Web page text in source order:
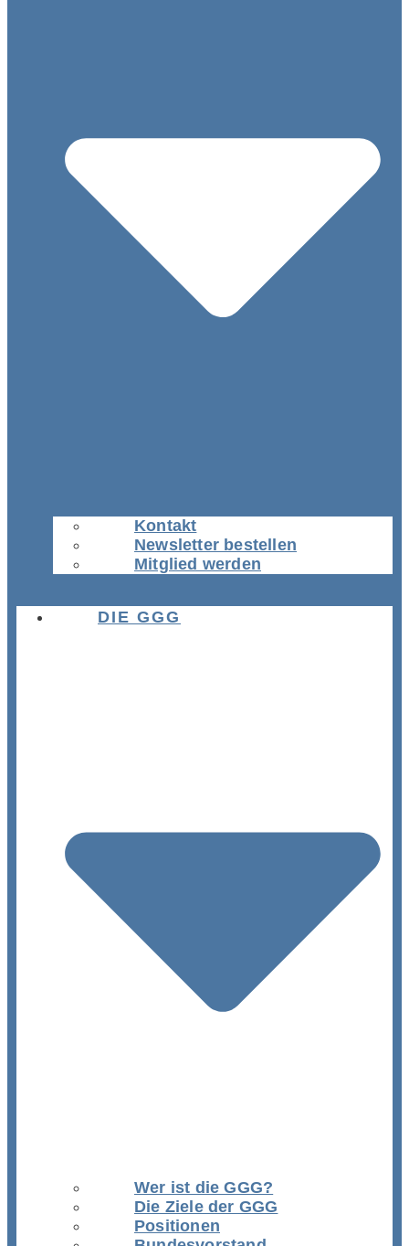
Kontakt
Newsletter bestellen
Mitglied werden
DIE GGG
Wer ist die GGG?
Die Ziele der GGG
Positionen